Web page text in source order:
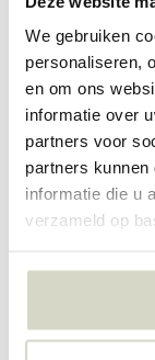
We gebruiken
personaliseren,
en om ons
informatie over
partners voor
partners
informatie die u
verzameld op
Overige: door het
SKU
Reviews